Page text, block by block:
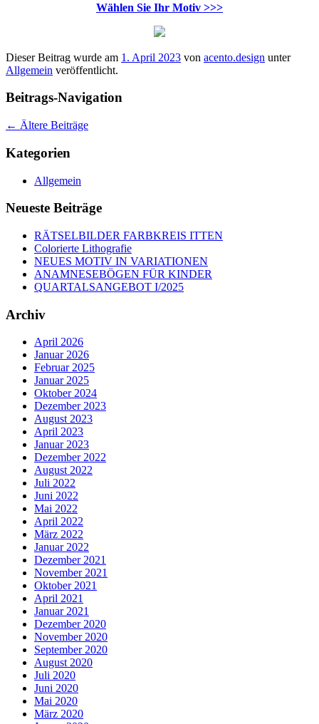
Wählen Sie Ihr Motiv >>>
Dieser Beitrag wurde am 1. April 2023 von acento.design unter
Allgemein veröffentlicht.
Beitrags-Navigation
← Ältere Beiträge
Kategorien
Allgemein
Neueste Beiträge
RÄTSELBILDER FARBKREIS ITTEN
Colorierte Lithografie
NEUES MOTIV IN VARIATIONEN
ANAMNESEBÖGEN FÜR KINDER
QUARTALSANGEBOT I/2025
Archiv
April 2026
Januar 2026
Februar 2025
Januar 2025
Oktober 2024
Dezember 2023
August 2023
April 2023
Januar 2023
Dezember 2022
August 2022
Juli 2022
Juni 2022
Mai 2022
April 2022
März 2022
Januar 2022
Dezember 2021
November 2021
Oktober 2021
April 2021
Januar 2021
Dezember 2020
November 2020
September 2020
August 2020
Juli 2020
Juni 2020
Mai 2020
März 2020